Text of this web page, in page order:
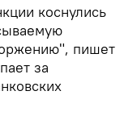
коснулись
пишет
за